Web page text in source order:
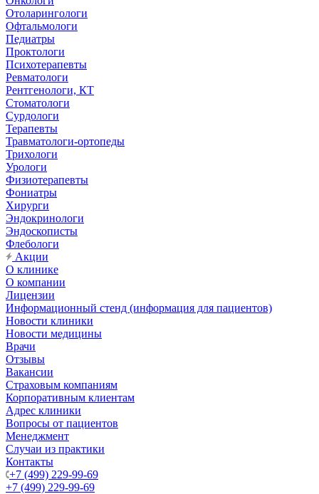
Отоларингологи
Офтальмологи
Педиатры
Проктологи
Психотерапевты
Ревматологи
Рентгенологи, КТ
Стоматологи
Сурдологи
Терапевты
Травматологи-ортопеды
Трихологи
Урологи
Физиотерапевты
Фониатры
Хирурги
Эндокринологи
Эндоскописты
Флебологи
Акции
О клинике
О компании
Лицензии
Информационный стенд (информация для пациентов)
Новости клиники
Новости медицины
Врачи
Отзывы
Вакансии
Страховым компаниям
Корпоративным клиентам
Адрес клиники
Вопросы от пациентов
Менеджмент
Случаи из практики
Контакты
+7 (499) 229-99-69
+7 (499) 229-99-69